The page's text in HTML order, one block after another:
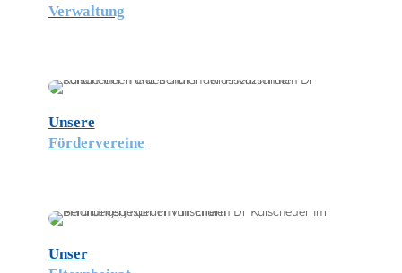
Verwaltung
Unsere
Fördervereine
Unser